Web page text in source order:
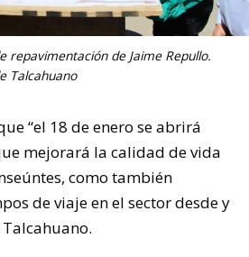
repavimentación de Jaime Repullo.
Talcahuano
“el 18 de enero se abrirá
mejorará la calidad de vida
como también
de viaje en el sector desde y